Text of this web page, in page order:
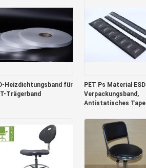
Heizdichtungsband für
Trägerband
PET Ps Material ESD
Verpackungsband,
Antistatisches Tape